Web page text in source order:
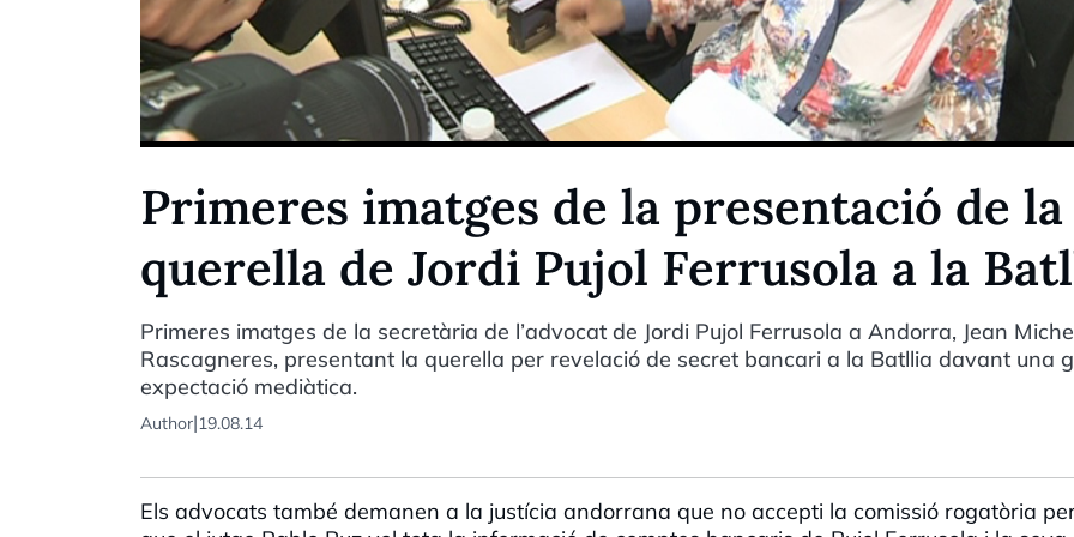
Primeres imatges de la presentació de la
querella de Jordi Pujol Ferrusola a la
Primeres imatges de la secretària de l’advocat de Jordi Pujol Ferrusola a Andorra, Jean
Rascagneres, presentant la querella per revelació de secret bancari a la Batllia davant una
expectació mediàtica.
Author|19.08.14
Els advocats també demanen a la justícia andorrana que no accepti la comissió rogatòria